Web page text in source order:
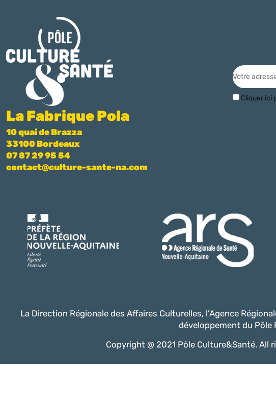
La Fabrique Pola
10 quai de Brazza
33100 Bordeaux
07 87 29 95 54
contact@culture-sante-na.com
Cliquer ici
La Direction Régionale des Affaires Culturelles, l’Agence
développement du Pôle
Copyright @ 2021 Pôle Culture&Santé. All